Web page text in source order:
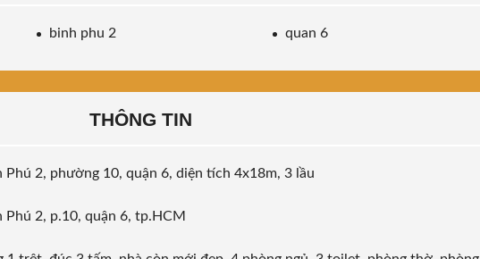
binh phu 2 quan 6
THÔNG TIN
Phú 2, phường 10, quận 6, diện tích 4x18m, 3 lầu
2, p.10, quận 6, tp.HCM